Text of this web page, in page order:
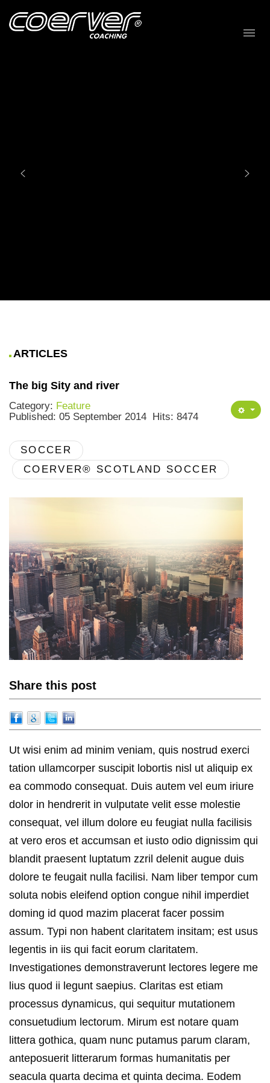
ARTICLES
The big Sity and river
Category: Feature
Published: 05 September 2014 Hits: 8474
SOCCER
COERVER® SCOTLAND SOCCER
Share this post
Ut wisi enim ad minim veniam, quis nostrud exerci
tation ullamcorper suscipit lobortis nisl ut aliquip ex
ea commodo consequat. Duis autem vel eum iriure
dolor in hendrerit in vulputate velit esse molestie
consequat, vel illum dolore eu feugiat nulla facilisis
at vero eros et accumsan et iusto odio dignissim qui
blandit praesent luptatum zzril delenit augue duis
dolore te feugait nulla facilisi. Nam liber tempor cum
soluta nobis eleifend option congue nihil imperdiet
doming id quod mazim placerat facer possim
assum. Typi non habent claritatem insitam; est usus
legentis in iis qui facit eorum claritatem.
Investigationes demonstraverunt lectores legere me
lius quod ii legunt saepius. Claritas est etiam
processus dynamicus, qui sequitur mutationem
consuetudium lectorum. Mirum est notare quam
littera gothica, quam nunc putamus parum claram,
anteposuerit litterarum formas humanitatis per
seacula quarta decima et quinta decima. Eodem